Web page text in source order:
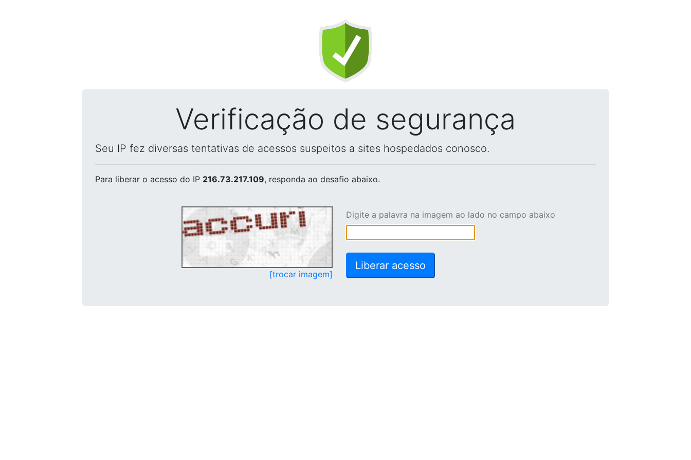
Verificação de segurança
Seu IP fez diversas tentativas de acessos suspeitos a sites hospedados conosco.
Para liberar o acesso do IP 216.73.217.109, responda ao desafio abaixo.
[trocar imagem]
Digite a palavra na imagem ao lado no campo abaixo